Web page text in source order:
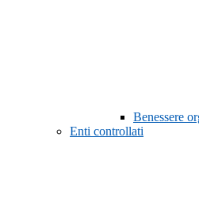
Benessere
Enti controllati